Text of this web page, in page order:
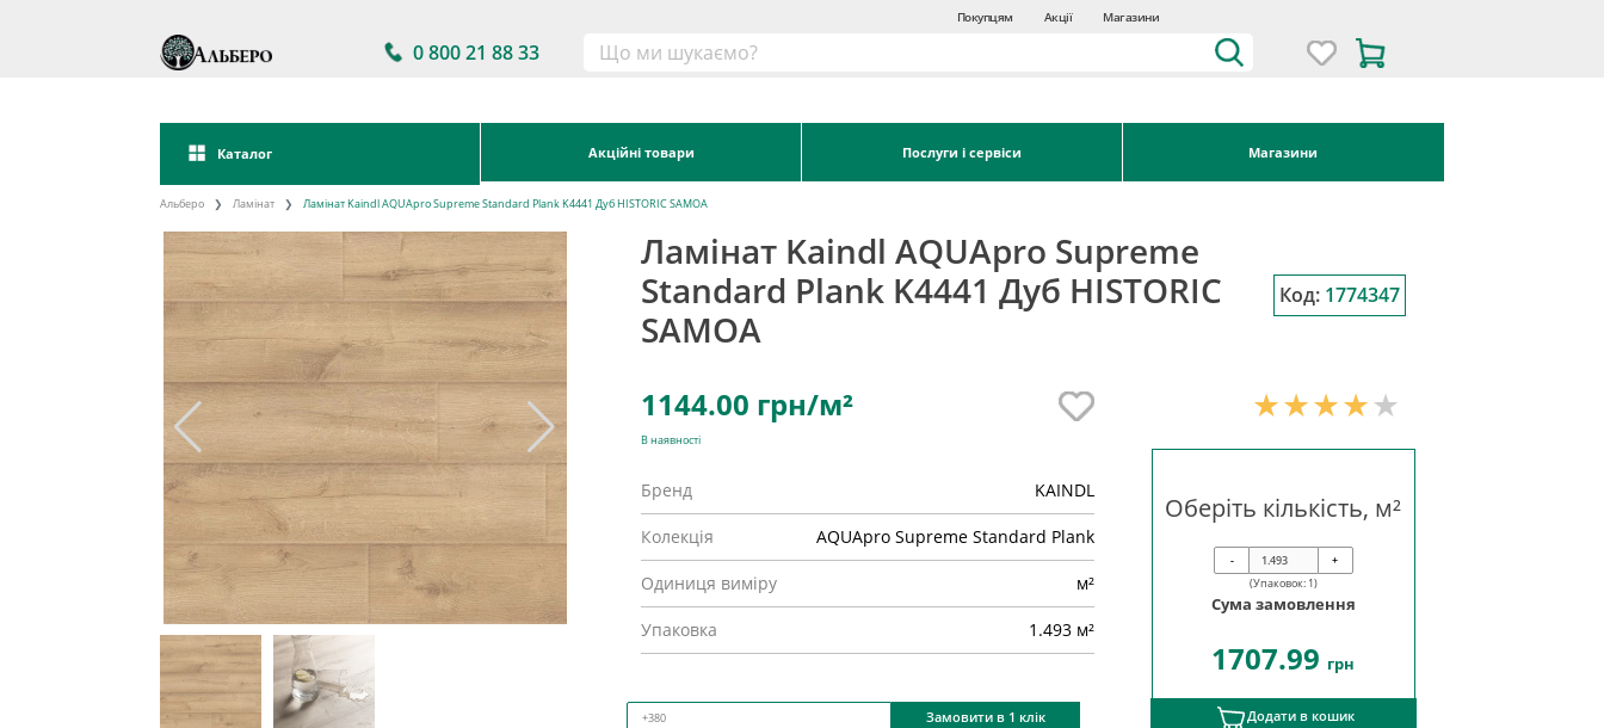
Покупцям Акції Магазини
0 800 21 88 33
Каталог Акційні товари Послуги і сервіси Магазини
Альберо Ламінат Ламінат Kaindl AQUApro Supreme Standard Plank K4441 Дуб HISTORIC SAMOA
Ламінат Kaindl AQUApro Supreme
Standard Plank K4441 Дуб HISTORIC
SAMOA
Код: 1774347
1144.00 грн/м²
В наявності
Бренд KAINDL
Колекція AQUApro Supreme Standard Plank
Одиниця виміру м²
Упаковка 1.493 м²
Замовити в 1 клік
Оберіть кількість, м²
-
+
(Упаковок: 1)
Сума замовлення
1707.99 грн
Додати в кошик